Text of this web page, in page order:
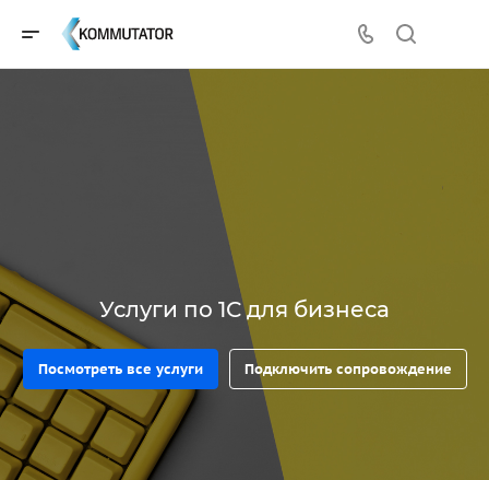
Услуги по 1С для бизнеса
Посмотреть все услуги Подключить сопровождение